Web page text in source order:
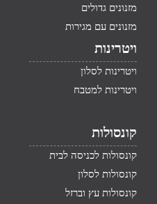
מזנונים גדולים
מזנונים עם מגירות
ויטרינות
ויטרינות לסלון
ויטרינות למטבח
קונסולות
קונסולות לכניסה לבית
קונסולות לסלון
קונסולות עץ וברזל